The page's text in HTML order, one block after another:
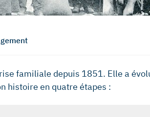
familiale depuis 1851. Elle a
histoire en quatre étapes :